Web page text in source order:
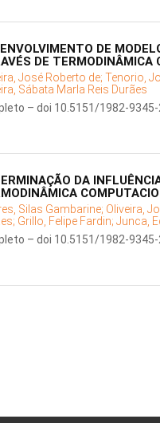
DE
DE TERMODINÂMICA
José Roberto de; Tenorio,
Sábata Marla Reis Durães
– doi 10.5151/1982-
DA
Silas Gambarine; Oliveira,
Grillo, Felipe Fardin; Junca,
– doi 10.5151/1982-